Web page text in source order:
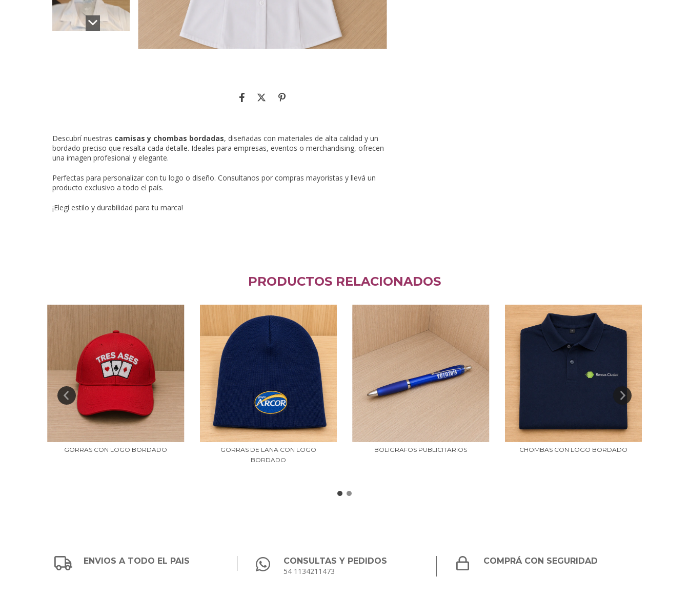
Descubrí nuestras camisas y chombas bordadas, diseñadas con materiales de alta calidad y un
bordado preciso que resalta cada detalle. Ideales para empresas, eventos o merchandising, ofrecen
una imagen profesional y elegante.
Perfectas para personalizar con tu logo o diseño. Consultanos por compras mayoristas y llevá un
producto exclusivo a todo el país.
¡Elegí estilo y durabilidad para tu marca!
PRODUCTOS RELACIONADOS
GORRAS CON LOGO BORDADO
GORRAS DE LANA CON LOGO
BORDADO
BOLIGRAFOS PUBLICITARIOS CHOMBAS CON LOGO BORDADO
ENVIOS A TODO EL PAIS
CONSULTAS Y PEDIDOS
54 1134211473
COMPRÁ CON SEGURIDAD